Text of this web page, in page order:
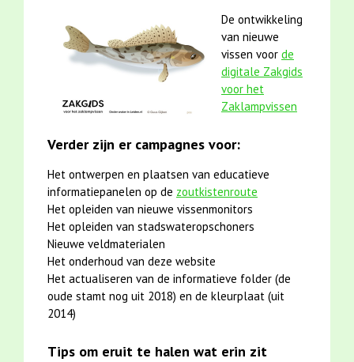
De ontwikkeling
van nieuwe
vissen voor de
digitale Zakgids
voor het
Zaklampvissen
Verder zijn er campagnes voor:
Het ontwerpen en plaatsen van educatieve
informatiepanelen op de zoutkistenroute
Het opleiden van nieuwe vissenmonitors
Het opleiden van stadswateropschoners
Nieuwe veldmaterialen
Het onderhoud van deze website
Het actualiseren van de informatieve folder (de
oude stamt nog uit 2018) en de kleurplaat (uit
2014)
Tips om eruit te halen wat erin zit